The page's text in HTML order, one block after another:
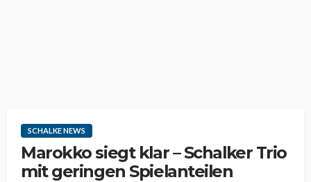
SCHALKE NEWS
Marokko siegt klar – Schalker Trio
mit geringen Spielanteilen